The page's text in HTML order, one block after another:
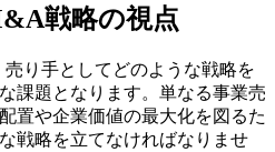
戦略の視点
り手としてどのような戦略を
課題となります。単なる事業売
置や企業価値の最大化を図るた
戦略を立てなければなりませ